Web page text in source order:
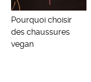
Pourquoi choisir
des chaussures
vegan